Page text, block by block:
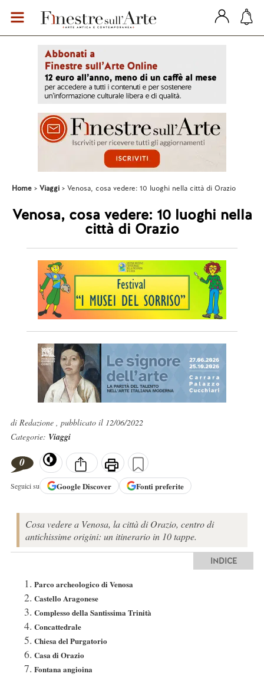
Home Viaggi Venosa, cosa vedere: 10 luoghi nella città di Orazio
Venosa, cosa vedere: 10 luoghi nella
città di Orazio
di Redazione , pubblicato il 12/06/2022
Categorie: Viaggi
0
Seguici su GoogleDiscover Fonti preferite
Cosa vedere a Venosa, la città di Orazio, centro di
antichissime origini: un itinerario in 10 tappe.
INDICE
Parco archeologico di Venosa
Castello Aragonese
Complesso della Santissima Trinità
Concattedrale
Chiesa del Purgatorio
Casa di Orazio
Fontana angioina